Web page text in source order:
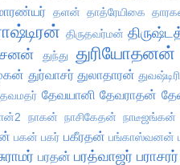
தளன் தாத்ரேயிகை
திருதவர்மன்
துந்து துரியோதனன்
துர்வாசர் துலாதாரன் துவஷ்டிரி
தேவயானி தேவராதன்
நாகன் நாசிகேதன் நாடீஜங்கன்
பகன் பகர் பகீரதன் பங்காஸ்வனன்
பரதன் பரத்வாஜர் பராசரர்